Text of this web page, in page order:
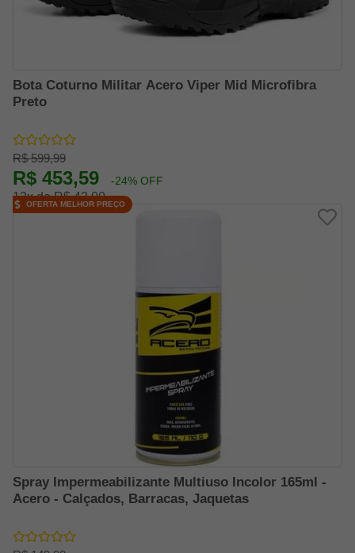
Bota Coturno Militar Acero Viper Mid Microfibra
Preto
R$ 599,99
R$ 453,59 -24% OFF
12x de R$ 42,00
Spray Impermeabilizante Multiuso Incolor 165ml -
Acero - Calçados, Barracas, Jaquetas
OFERTA MELHOR PREÇO